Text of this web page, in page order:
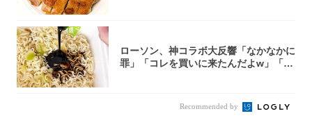
ローソン、神コラボ大反響「なかなかに
罪」「コレを買いに来たんだよw」「３
Recommended by